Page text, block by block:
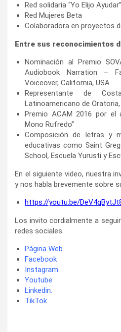
Red solidaria “Yo Elijo Ayudar”
Red Mujeres Beta
Colaboradora en proyectos
Entre sus reconocimientos
Nominación al Premio
Audiobook Narration –
Voiceover, California, USA
Representante de
Latinoamericano de
Premio ACAM 2016 por el
Mono Rufredo”
Composición de letras y
educativas como Saint
School, Escuela Yurusti y
En el siguiente video, nuestra
y nos habla brevemente sobre
https://youtu.be/
Los invito cordialmente a
redes sociales.
Página Web
Facebook
Instagram
Youtube
Linkedin.
TikTok